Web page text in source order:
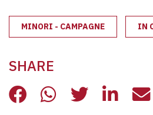
MINORI - CAMPAGNE IN
SHARE
L’ECO DELLE STORIE
L’ECO DELLE
L’ECO